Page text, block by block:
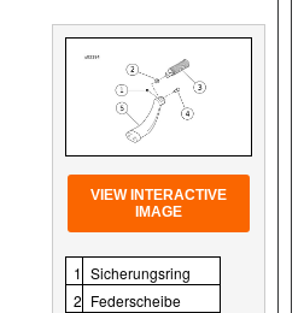
VIEW INTERACTIVE
IMAGE
1 Sicherungsring
2 Federscheibe